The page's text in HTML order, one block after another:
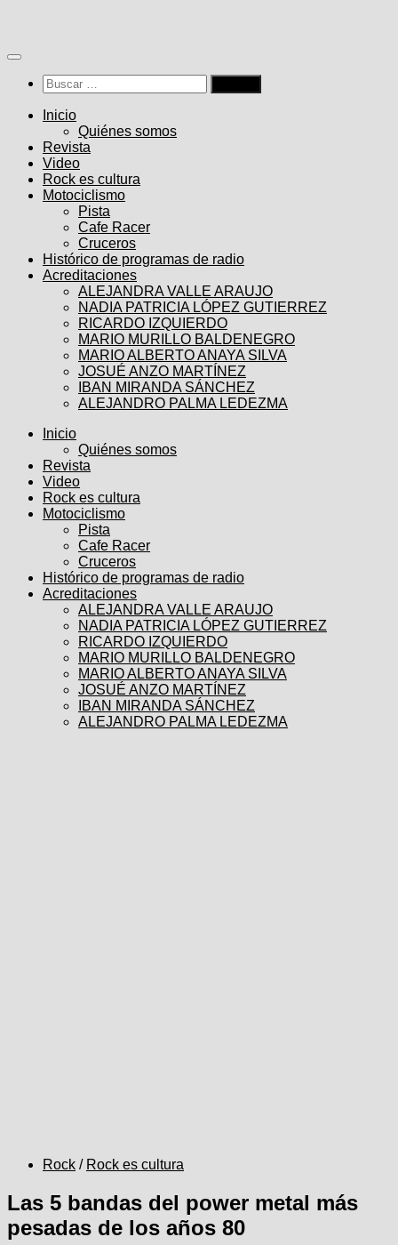
contenido
Buscar:
Inicio
Quiénes somos
Revista
Video
Rock es cultura
Motociclismo
Pista
Cafe Racer
Cruceros
Histórico de programas de radio
Acreditaciones
ALEJANDRA VALLE ARAUJO
NADIA PATRICIA LÓPEZ GUTIERREZ
RICARDO IZQUIERDO
MARIO MURILLO BALDENEGRO
MARIO ALBERTO ANAYA SILVA
JOSUÉ ANZO MARTÍNEZ
IBAN MIRANDA SÁNCHEZ
ALEJANDRO PALMA LEDEZMA
Inicio
Quiénes somos
Revista
Video
Rock es cultura
Motociclismo
Pista
Cafe Racer
Cruceros
Histórico de programas de radio
Acreditaciones
ALEJANDRA VALLE ARAUJO
NADIA PATRICIA LÓPEZ GUTIERREZ
RICARDO IZQUIERDO
MARIO MURILLO BALDENEGRO
MARIO ALBERTO ANAYA SILVA
JOSUÉ ANZO MARTÍNEZ
IBAN MIRANDA SÁNCHEZ
ALEJANDRO PALMA LEDEZMA
Rock / Rock es cultura
Las 5 bandas del power metal más
pesadas de los años 80